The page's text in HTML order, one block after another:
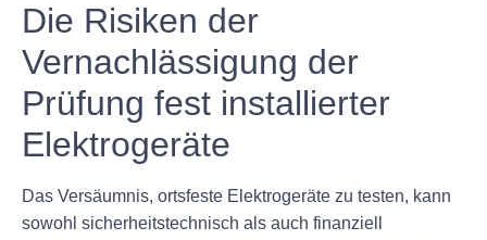
Die Risiken der
Vernachlässigung der
Prüfung fest installierter
Elektrogeräte
Das Versäumnis, ortsfeste Elektrogeräte zu testen, kann
sowohl sicherheitstechnisch als auch finanziell